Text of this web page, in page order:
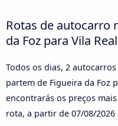
Rotas de autocarro
da Foz para Vila Real
Todos os dias, 2
partem de Figueira da Foz
encontrarás os preços
rota, a partir de 07/08/2026